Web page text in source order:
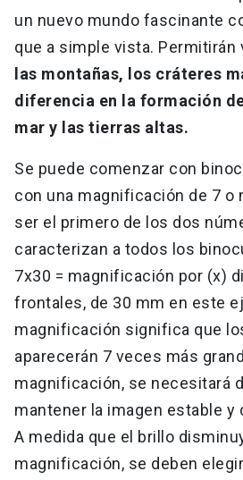
un nuevo mundo fascinante
que a simple vista. Permitirán
las montañas, los cráteres
diferencia en la formación
mar y las tierras altas.
Se puede comenzar con
con una magnificación de 7 o
ser el primero de los dos
caracterizan a todos los
7x30 = magnificación por (x)
frontales, de 30 mm en este
magnificación significa que
aparecerán 7 veces más
magnificación, se necesitará
mantener la imagen estable y
A medida que el brillo
magnificación, se deben